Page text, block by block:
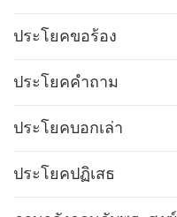
ประโยคขอร้อง
ประโยคคำถาม
ประโยคบอกเล่า
ประโยคปฏิเสธ